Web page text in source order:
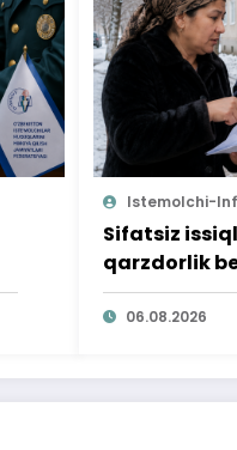
Istemolchi-
Sifatsiz
qarzdorlik
06.08.2026